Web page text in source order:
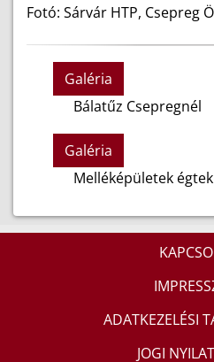
Fotó: Sárvár HTP, Csepreg
Galéria
Bálatűz Csepregnél
Galéria
Melléképületek
ADATKEZELÉSI
JOGI